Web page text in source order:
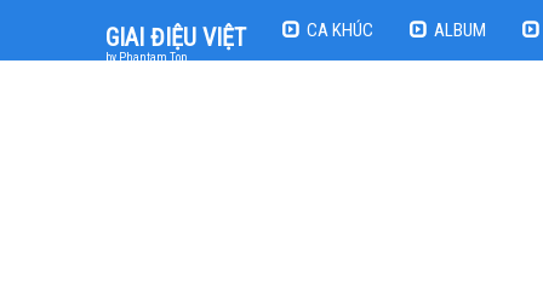
GIAI ĐIỆU VIỆT
by Phantam Top
CA KHÚC ALBUM